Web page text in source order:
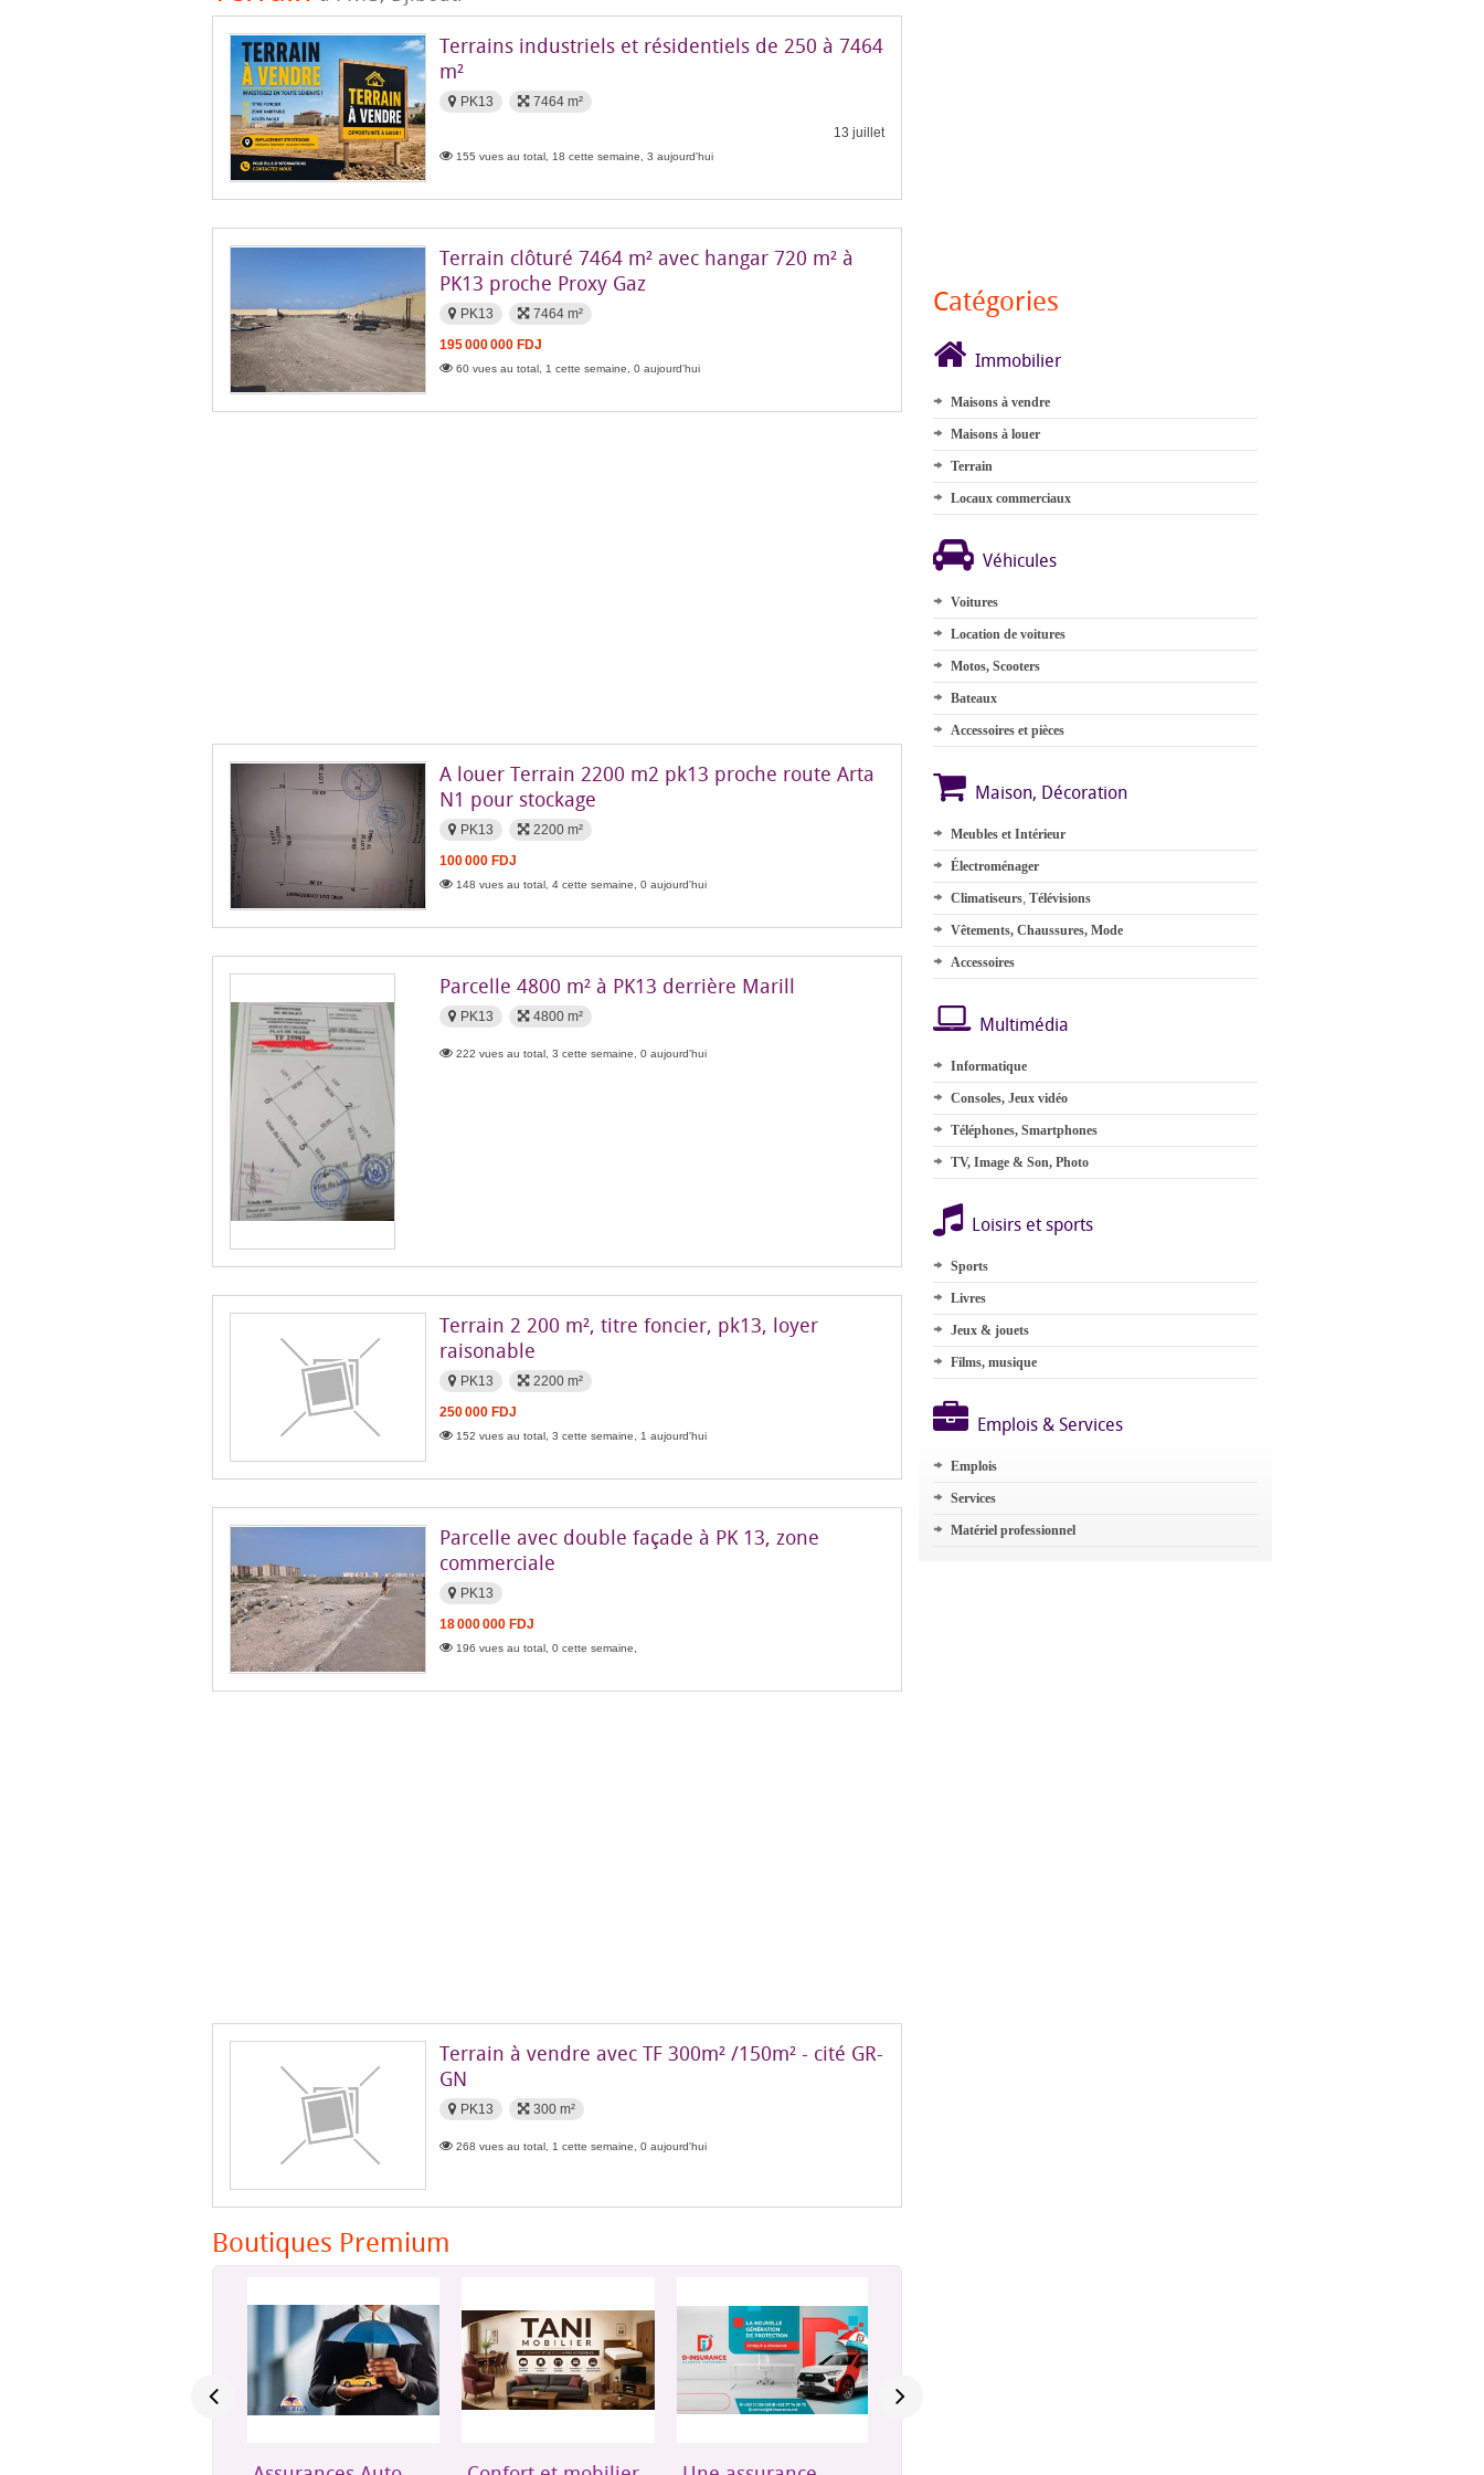
Terrains industriels et résidentiels de 250 à 7464
m²
PK13
7464 m²
13 juillet
155 vues au total, 18 cette semaine, 3 aujourd'hui
Terrain clôturé 7464 m² avec hangar 720 m² à
PK13 proche Proxy Gaz
PK13
7464 m²
195 000 000 FDJ
60 vues au total, 1 cette semaine, 0 aujourd'hui
A louer Terrain 2200 m2 pk13 proche route Arta
N1 pour stockage
PK13
2200 m²
100 000 FDJ
148 vues au total, 4 cette semaine, 0 aujourd'hui
Parcelle 4800 m² à PK13 derrière Marill
PK13 4800 m²
222 vues au total, 3 cette semaine, 0 aujourd'hui
Terrain 2 200 m², titre foncier, pk13, loyer
raisonable
PK13
2200 m²
250 000 FDJ
152 vues au total, 3 cette semaine, 1 aujourd'hui
Parcelle avec double façade à PK 13, zone
commerciale
PK13
18 000 000 FDJ
196 vues au total, 0 cette semaine,
Terrain à vendre avec TF 300m² /150m² - cité GR-
GN
PK13 300 m²
268 vues au total, 1 cette semaine, 0 aujourd'hui
Boutiques Premium
Catégories
Immobilier
Maisons à vendre
Maisons à louer
Terrain
Locaux commerciaux
Véhicules
Voitures
Location de voitures
Motos, Scooters
Bateaux
Accessoires et pièces
Maison, Décoration
Meubles et Intérieur
Électroménager
Climatiseurs, Télévisions
Vêtements, Chaussures, Mode
Accessoires
Multimédia
Informatique
Consoles, Jeux vidéo
Téléphones, Smartphones
TV, Image & Son, Photo
Loisirs et sports
Sports
Livres
Jeux & jouets
Films, musique
Emplois & Services
Emplois
Services
Matériel professionnel